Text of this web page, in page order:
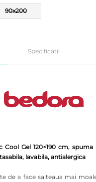
90x200
Specificatii
Cool Gel 120×190 cm,
lavabila, antialergica
de a face salteaua mai